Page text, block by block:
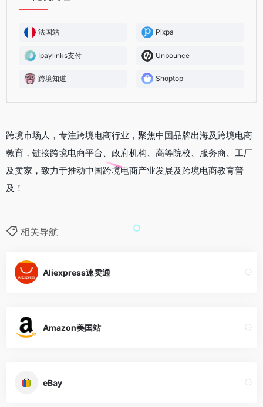
法国站 Pixpa
Ipaylinks支付 Unbounce
跨境知道 Shoptop
跨境市场人，专注跨境电商行业，聚焦中国品牌出海及跨境电商
教育，链接跨境电商平台、政府机构、高等院校、服务商、工厂
及卖家，致力于推动中国跨境电商产业发展及跨境电商教育普
及！
相关导航
Aliexpress速卖通
Amazon美国站
eBay